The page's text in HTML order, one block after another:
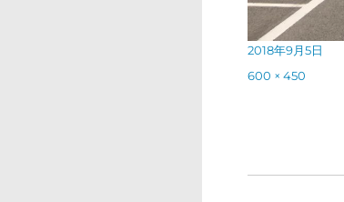
投
稿
2018年9月5日
フ
600 × 450